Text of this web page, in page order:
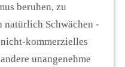
beruhen, zu
natürlich Schwächen -
kommerzielles
unangenehme